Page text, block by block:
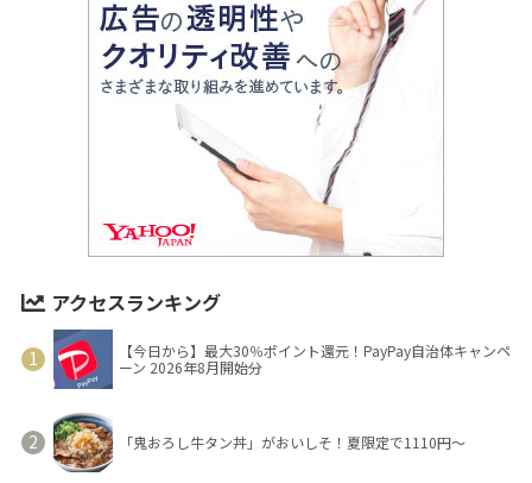
アクセスランキング
【今日から】最大30％ポイント還元！PayPay自治体キャンペ
ーン 2026年8月開始分
「鬼おろし牛タン丼」がおいしそ！夏限定で1110円～